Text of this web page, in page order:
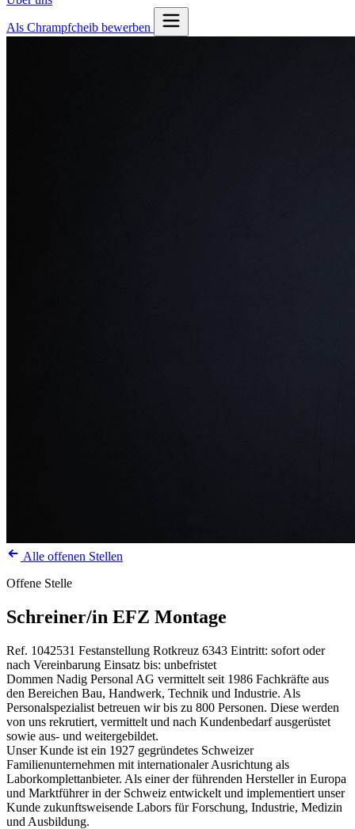
Als Chrampfcheib bewerben
Alle offenen Stellen
Offene Stelle
Schreiner/in EFZ Montage
Ref. 1042531 Festanstellung Rotkreuz 6343 Eintritt: sofort oder
nach Vereinbarung Einsatz bis: unbefristet
Dommen Nadig Personal AG vermittelt seit 1986 Fachkräfte aus
den Bereichen Bau, Handwerk, Technik und Industrie. Als
Personalspezialist betreuen wir bis zu 800 Personen. Diese werden
von uns rekrutiert, vermittelt und nach Kundenbedarf ausgerüstet
sowie aus- und weitergebildet.
Unser Kunde ist ein 1927 gegründetes Schweizer
Familienunternehmen mit internationaler Ausrichtung als
Laborkomplettanbieter. Als einer der führenden Hersteller in Europa
und Marktführer in der Schweiz entwickelt und implementiert unser
Kunde zukunftsweisende Labors für Forschung, Industrie, Medizin
und Ausbildung.